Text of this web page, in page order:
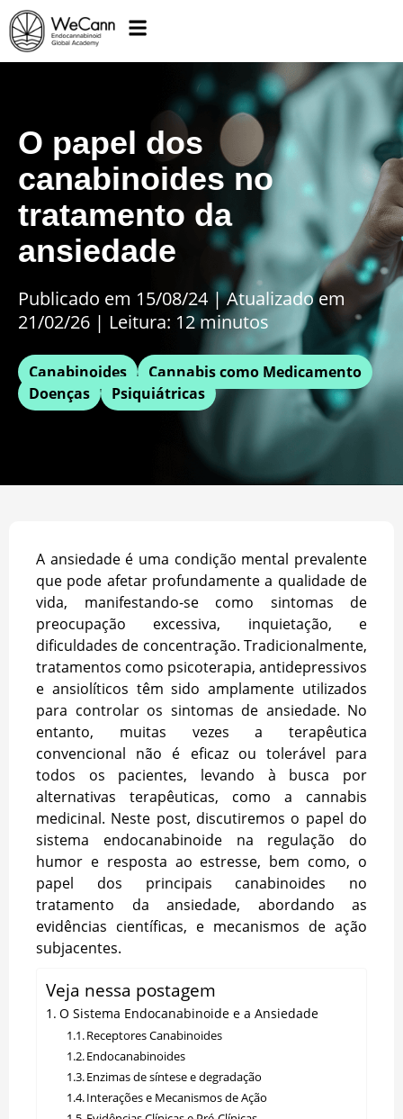
O papel dos
canabinoides no
tratamento da
ansiedade
Publicado em 15/08/24 |Atualizado em
21/02/26 | Leitura: 12 minutos
Canabinoides
Cannabis como Medicamento
Doenças
Psiquiátricas
A ansiedade é uma condição mental prevalente
que pode afetar profundamente a qualidade de
vida, manifestando-se como sintomas de
preocupação excessiva, inquietação, e
dificuldades de concentração. Tradicionalmente,
tratamentos como psicoterapia, antidepressivos
e ansiolíticos têm sido amplamente utilizados
para controlar os sintomas de ansiedade. No
entanto, muitas vezes a terapêutica
convencional não é eficaz ou tolerável para
todos os pacientes, levando à busca por
alternativas terapêuticas, como a cannabis
medicinal. Neste post, discutiremos o papel do
sistema endocanabinoide na regulação do
humor e resposta ao estresse, bem como, o
papel dos principais canabinoides no
tratamento da ansiedade, abordando as
evidências científicas, e mecanismos de ação
subjacentes.
Veja nessa postagem
O Sistema Endocanabinoide e a Ansiedade
Receptores Canabinoides
Endocanabinoides
Enzimas de síntese e degradação
Interações e Mecanismos de Ação